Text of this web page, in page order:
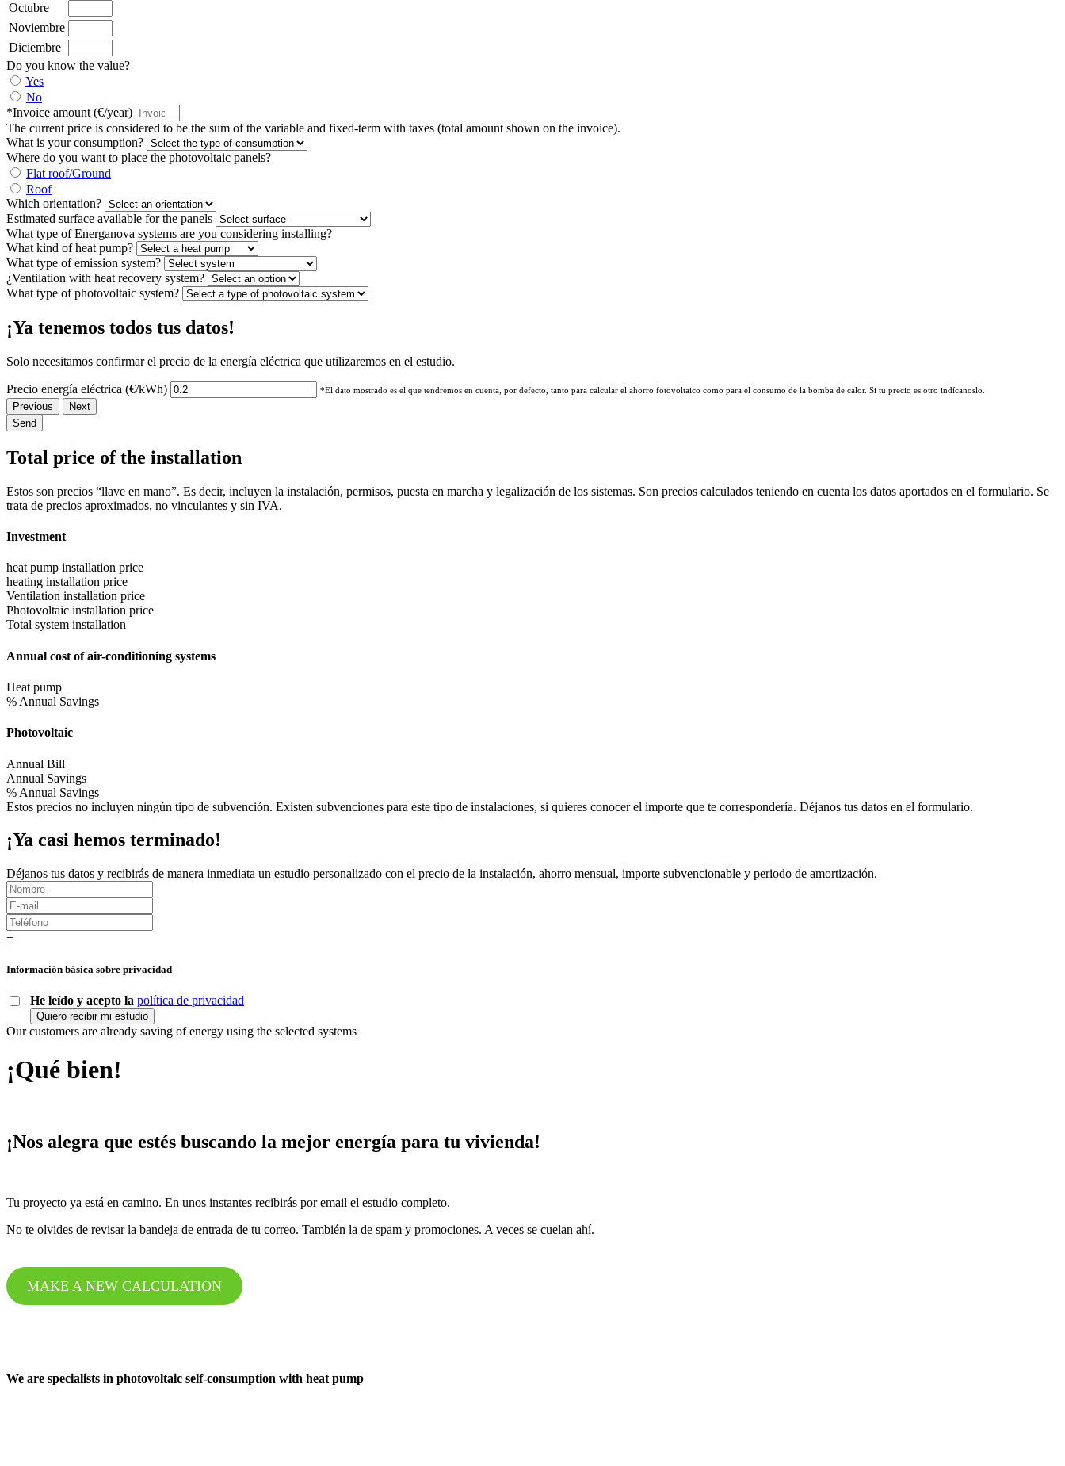
Octubre
Noviembre
Diciembre
Do you know the value?
Yes
No
*Invoice amount (€/year)
The current price is considered to be the sum of the variable and fixed-term with taxes (total amount shown on the invoice).
What is your consumption?
Where do you want to place the photovoltaic panels?
Flat roof/Ground
Roof
Which orientation?
Estimated surface available for the panels
What type of Energanova systems are you considering installing?
What kind of heat pump?
What type of emission system?
¿Ventilation with heat recovery system?
What type of photovoltaic system?
¡Ya tenemos todos tus datos!
Solo necesitamos confirmar el precio de la energía eléctrica que utilizaremos en el estudio.
Precio energía eléctrica (€/kWh) *El dato mostrado es el que tendremos en cuenta, por defecto, tanto para calcular el ahorro fotovoltaico como para el consumo de la bomba de calor. Si tu precio es otro indícanoslo.
Previous
Next
Send
Total price of the installation
Estos son precios “llave en mano”. Es decir, incluyen la instalación, permisos, puesta en marcha y legalización de los sistemas. Son precios calculados teniendo en cuenta los datos aportados en el formulario. Se
trata de precios aproximados, no vinculantes y sin IVA.
Investment
heat pump installation price
heating installation price
Ventilation installation price
Photovoltaic installation price
Total system installation
Annual cost of air-conditioning systems
Heat pump
% Annual Savings
Photovoltaic
Annual Bill
Annual Savings
% Annual Savings
Estos precios no incluyen ningún tipo de subvención. Existen subvenciones para este tipo de instalaciones, si quieres conocer el importe que te correspondería. Déjanos tus datos en el formulario.
¡Ya casi hemos terminado!
Déjanos tus datos y recibirás de manera inmediata un estudio personalizado con el precio de la instalación, ahorro mensual, importe subvencionable y periodo de amortización.
+
Información básica sobre privacidad
He leído y acepto la política de privacidad
Quiero recibir mi estudio
Our customers are already saving of energy using the selected systems
¡Qué bien!
¡Nos alegra que estés buscando la mejor energía para tu vivienda!
Tu proyecto ya está en camino. En unos instantes recibirás por email el estudio completo.
No te olvides de revisar la bandeja de entrada de tu correo. También la de spam y promociones. A veces se cuelan ahí.
MAKE A NEW CALCULATION
We are specialists in photovoltaic self-consumption with heat pump